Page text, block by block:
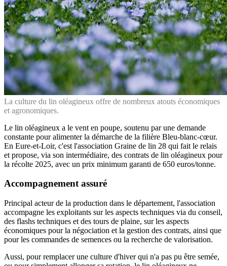
La culture du lin oléagineux offre de nombreux atouts économiques
et agronomiques.
Le lin oléagineux a le vent en poupe, soutenu par une demande
constante pour alimenter la démarche de la filière Bleu-blanc-cœur.
En Eure-et-Loir, c'est l'association Graine de lin 28 qui fait le relais
et propose, via son intermédiaire, des contrats de lin oléagineux pour
la récolte 2025, avec un prix minimum garanti de 650 euros/tonne.
Accompagnement assuré
Principal acteur de la production dans le département, l'association
accompagne les exploitants sur les aspects techniques via du conseil,
des flashs techniques et des tours de plaine, sur les aspects
économiques pour la négociation et la gestion des contrats, ainsi que
pour les commandes de semences ou la recherche de valorisation.
Aussi, pour remplacer une culture d'hiver qui n'a pas pu être semée,